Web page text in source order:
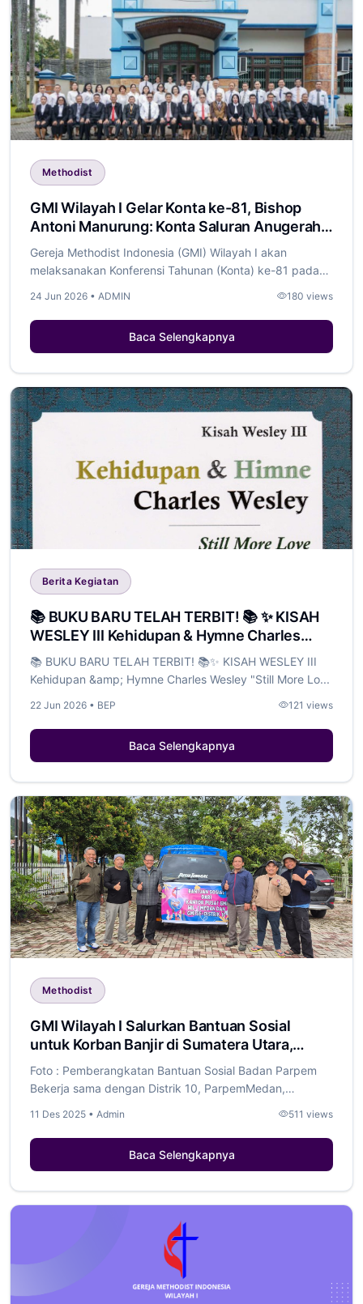
Methodist
GMI Wilayah I Gelar Konta ke-81, Bishop
Antoni Manurung: Konta Saluran Anugerah
dan Penentu Arah Pelayanan Gereja
Gereja Methodist Indonesia (GMI) Wilayah I akan
melaksanakan Konferensi Tahunan (Konta) ke-81 pada
24 Jun 2026 • ADMIN 180 views
Baca Selengkapnya
Berita Kegiatan
📚 BUKU BARU TELAH TERBIT! 📚 ✨ KISAH
WESLEY III Kehidupan & Hymne Charles
Wesley "Still More Love"
📚 BUKU BARU TELAH TERBIT! 📚✨ KISAH WESLEY III
Kehidupan &amp; Hymne Charles Wesley "Still More Lo...
22 Jun 2026 • BEP 121 views
Baca Selengkapnya
Methodist
GMI Wilayah I Salurkan Bantuan Sosial
untuk Korban Banjir di Sumatera Utara,
Aceh, dan Sumatera Barat
Foto : Pemberangkatan Bantuan Sosial Badan Parpem
Bekerja sama dengan Distrik 10, ParpemMedan,
11 Des 2025 • Admin 511 views
Baca Selengkapnya